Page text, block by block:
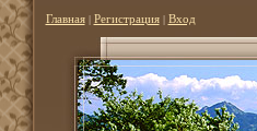
Главная| Регистрация| Вход